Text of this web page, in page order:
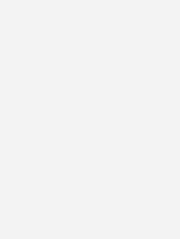
der
um
Bauarbeiten.